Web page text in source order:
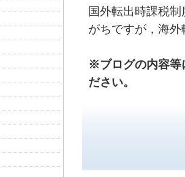
国外転出時課税
がちですが，海
※ブログの内容等
ださい。